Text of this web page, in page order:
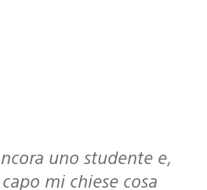
mi chiese cosa